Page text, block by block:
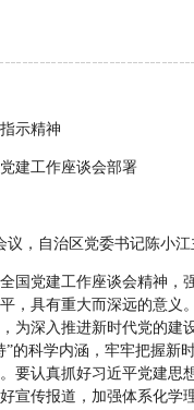
示精神
建工作座谈会部署
议，自治区党委书记陈小
国党建工作座谈会精神
，具有重大而深远的意
为深入推进新时代党的
的科学内涵，牢牢把握
要认真抓好习近平党建
宣传报道，加强体系化